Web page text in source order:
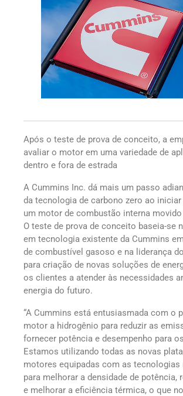
Após o teste de prova de conceito, a
avaliar o motor em uma variedade de
dentro e fora de estrada
A Cummins Inc. dá mais um passo
da tecnologia de carbono zero ao
um motor de combustão interna
O teste de prova de conceito baseia-se
em tecnologia existente da Cummins
de combustível gasoso e na liderança
para criação de novas soluções de
os clientes a atender às necessidades
energia do futuro.
“A Cummins está entusiasmada com o
motor a hidrogênio para reduzir as
fornecer potência e desempenho para
Estamos utilizando todas as novas
motores equipadas com as tecnologias
para melhorar a densidade de potência,
e melhorar a eficiência térmica, o que